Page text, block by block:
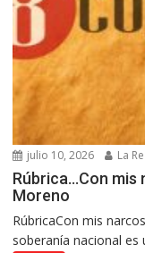
julio 10, 2026 La
Rúbrica…Con mis
Moreno
RúbricaCon mis
soberanía nacional es